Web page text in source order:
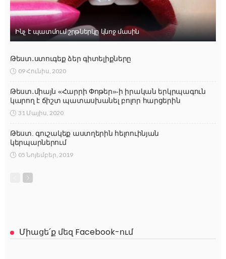
Ինչ է պատմում շրթներկը կնոջ մասին
Թեստ․ստուգեք ձեր գիտելիքները
09 Հունիս, 2020
Թեստ․միայն «Հարրի Փոթեր»-ի իրական երկրպագուն
կարող է ճիշտ պատասխանել բոլոր հարցերին
31 Մայիս, 2020
Թեստ. գուշակեք աստղերին հելոուինյան
կերպարներում
05 Նոյեմբեր, 2019
Միացե՛ք մեզ Facebook-ում